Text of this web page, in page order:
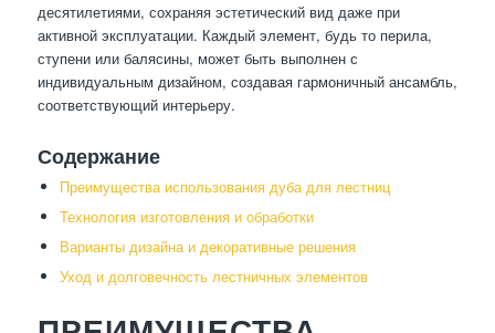
десятилетиями, сохраняя эстетический вид даже при
активной эксплуатации. Каждый элемент, будь то перила,
ступени или балясины, может быть выполнен с
индивидуальным дизайном, создавая гармоничный ансамбль,
соответствующий интерьеру.
Содержание
Преимущества использования дуба для лестниц
Технология изготовления и обработки
Варианты дизайна и декоративные решения
Уход и долговечность лестничных элементов